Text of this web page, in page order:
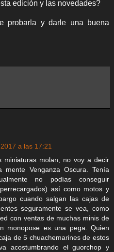
edición y las novedades?
probarla y darle una buena
a las 17:21
miniaturas molan, no voy a decir
Venganza Oscura. Tenía
no podías conseguir
así como motos y
cuando salgan las cajas de
seguramente se vea, como
con ventas de muchas minis de
monopose es una pega. Quien
de 5 chuachemarines de estos
acostumbrando el guorchop y